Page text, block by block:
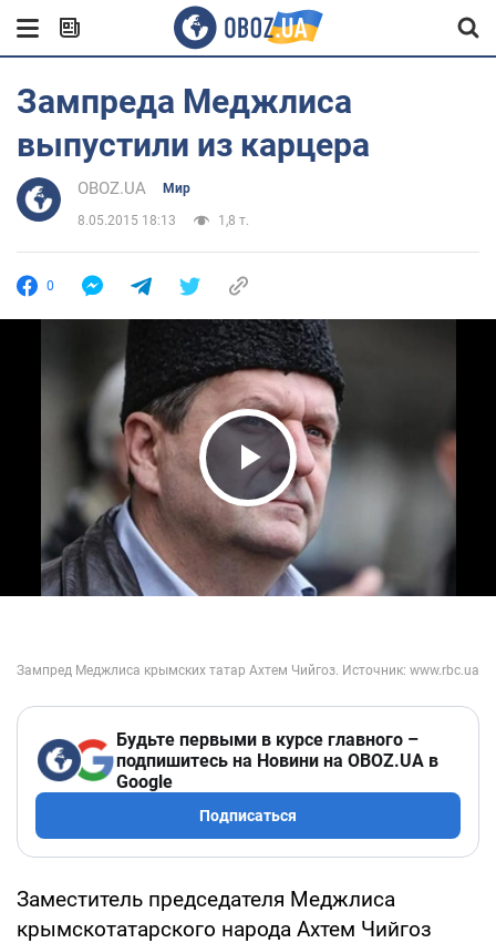
Зампреда Меджлиса
выпустили из карцера
OBOZ.UA Мир
8.05.2015 18:13 1,8 т.
0
Play Video
Будьте первыми в курсе главного –
подпишитесь на Новини на OBOZ.UA в
Google
Подписаться
Заместитель председателя Меджлиса
крымскотатарского народа Ахтем Чийгоз